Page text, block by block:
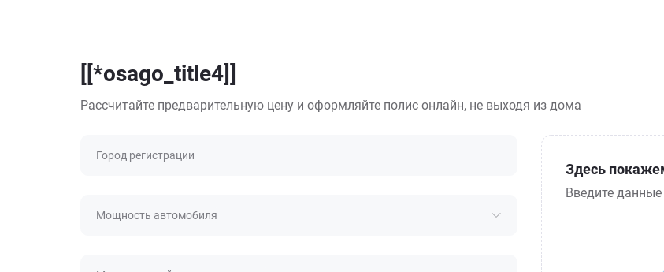
[[*osago_title4]]
Рассчитайте предварительную цену и оформляйте полис онлайн, не выходя из дома
Город регистрации
Мощность автомобиля
Здесь
Введите